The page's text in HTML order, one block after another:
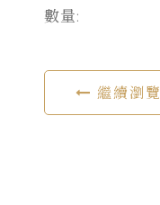
數量:
繼續瀏覽